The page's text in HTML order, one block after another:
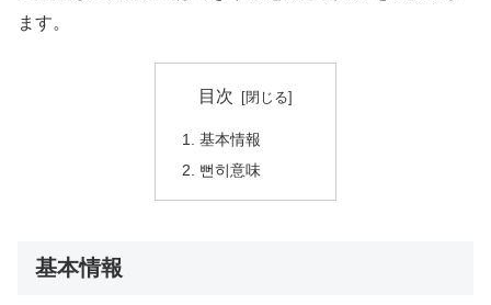
ます。
目次
基本情報
뻔히意味
基本情報